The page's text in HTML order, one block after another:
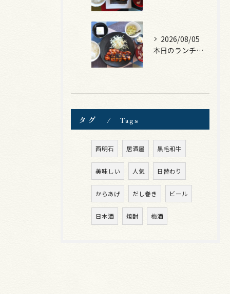
2026/08/05
本日のランチは、ロース豚カツ梅はさみ！
タグ Tags
西明石 居酒屋 黒毛和牛
美味しい 人気 日替わり
からあげ だし巻き ビール
日本酒 焼酎 梅酒